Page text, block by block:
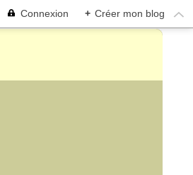
Connexion + Créer mon blog